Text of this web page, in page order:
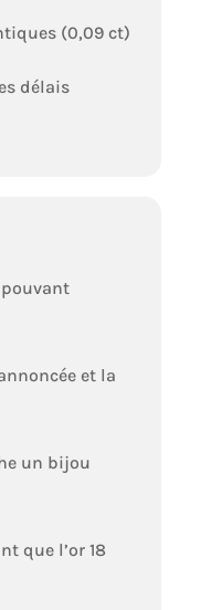
(0,09 ct)
délais
et la
un bijou
que l’or 18